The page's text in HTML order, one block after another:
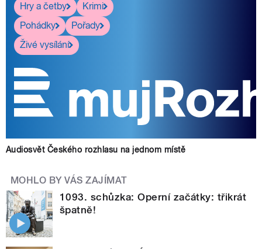
Hry a četby
Krimi
Pohádky
Pořady
Živé vysílání
Audiosvět Českého rozhlasu na jednom místě
MOHLO BY VÁS ZAJÍMAT
1093. schůzka: Operní začátky: třikrát
špatně!